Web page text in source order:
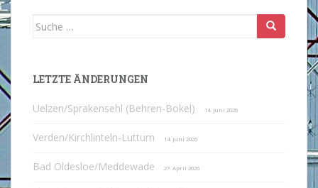
Suche
LETZTE ÄNDERUNGEN
Uelzen/Sprakensehl (Behren-Bokel) 14. Juni 2026
Verden/Kirchlinteln-Luttum 14. Juni 2026
Bad Oldesloe/Meddewade 27. April 2026